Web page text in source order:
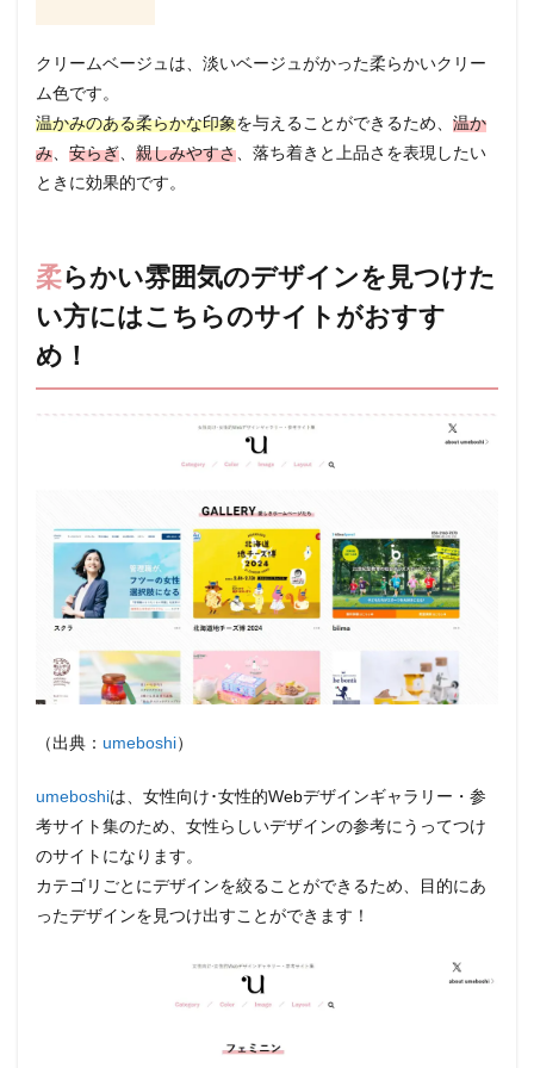
クリームベージュは、淡いベージュがかった柔らかいクリー
ム色です。
温かみのある柔らかな印象を与えることができるため、 温か
み
安らぎ 親しみやすさ 、落ち着きと上品さを表現したい
ときに効果的です。
柔らかい雰囲気のデザインを見つけた
い方にはこちらのサイトがおすす
め！
（出典： umeboshi）
umeboshiは、女性向け･女性的Webデザインギャラリー・参
考サイト集のため、女性らしいデザインの参考にうってつけ
のサイトになります。
カテゴリごとにデザインを絞ることができるため、目的にあ
ったデザインを見つけ出すことができます！